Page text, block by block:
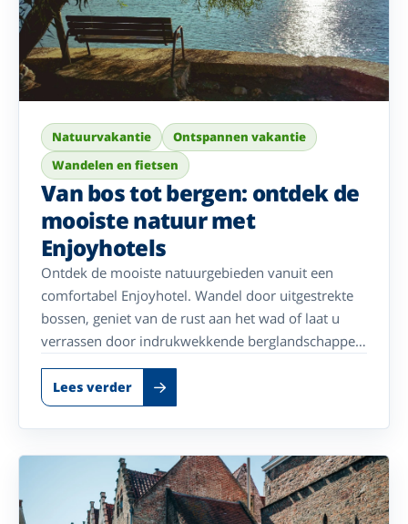
Natuurvakantie
Ontspannen vakantie
Wandelen en fietsen
Van bos tot bergen: ontdek de
mooiste natuur met
Enjoyhotels
Ontdek de mooiste natuurgebieden vanuit een
comfortabel Enjoyhotel. Wandel door uitgestrekte
bossen, geniet van de rust aan het wad of laat u
verrassen door indrukwekkende berglandschappen.
Waar uw voorkeur ook naar uitgaat, overal vindt u
volop ruimte om te ontspannen en te genieten van
de natuur.
Lees verder